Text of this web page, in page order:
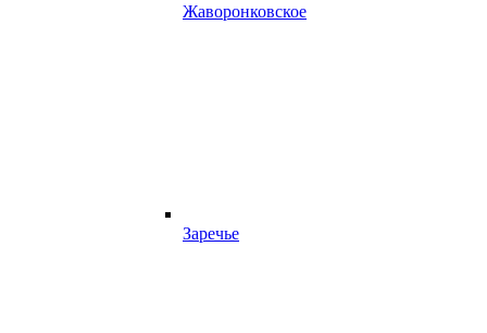
Жаворонковское
Заречье